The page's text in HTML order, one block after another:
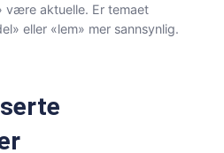
være aktuelle. Er temaet
eller «lem» mer sannsynlig.